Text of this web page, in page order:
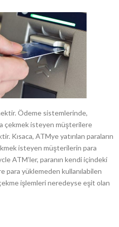
Ödeme sistemlerinde,
çekmek isteyen müşterilere
Kısaca, ATMye yatırılan paraların
isteyen müşterilerin para
ATM’ler, paranın kendi içindeki
para yüklemeden kullanılabilen
işlemleri neredeyse eşit olan